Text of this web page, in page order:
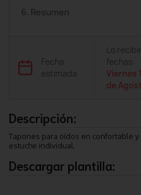
6. Resumen
Fecha
estimada
Lo
fechas:
Viernes
de
Descripción:
Tapones para oídos en confortable
estuche individual.
Descargar plantilla: